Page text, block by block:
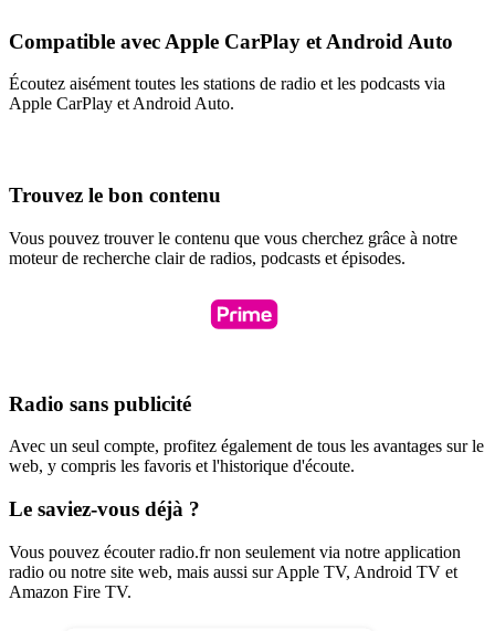
Compatible avec Apple CarPlay et Android Auto
Écoutez aisément toutes les stations de radio et les podcasts via
Apple CarPlay et Android Auto.
Trouvez le bon contenu
Vous pouvez trouver le contenu que vous cherchez grâce à notre
moteur de recherche clair de radios, podcasts et épisodes.
Radio sans publicité
Avec un seul compte, profitez également de tous les avantages sur le
web, y compris les favoris et l'historique d'écoute.
Le saviez-vous déjà ?
Vous pouvez écouter radio.fr non seulement via notre application
radio ou notre site web, mais aussi sur Apple TV, Android TV et
Amazon Fire TV.